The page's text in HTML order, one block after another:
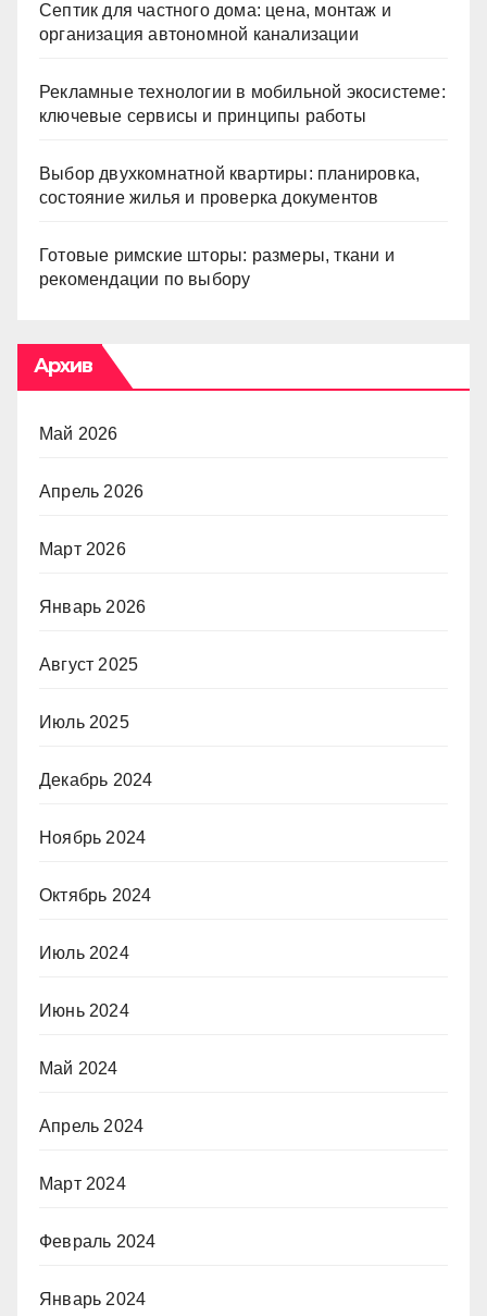
Септик для частного дома: цена, монтаж и
организация автономной канализации
Рекламные технологии в мобильной экосистеме:
ключевые сервисы и принципы работы
Выбор двухкомнатной квартиры: планировка,
состояние жилья и проверка документов
Готовые римские шторы: размеры, ткани и
рекомендации по выбору
Архив
Май 2026
Апрель 2026
Март 2026
Январь 2026
Август 2025
Июль 2025
Декабрь 2024
Ноябрь 2024
Октябрь 2024
Июль 2024
Июнь 2024
Май 2024
Апрель 2024
Март 2024
Февраль 2024
Январь 2024